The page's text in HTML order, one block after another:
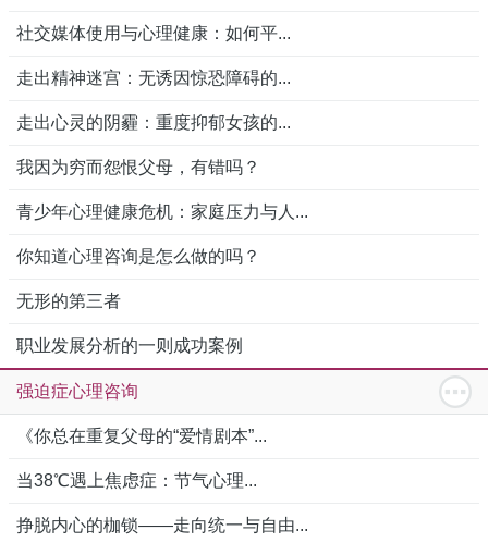
社交媒体使用与心理健康：如何平...
走出精神迷宫：无诱因惊恐障碍的...
走出心灵的阴霾：重度抑郁女孩的...
我因为穷而怨恨父母，有错吗？
青少年心理健康危机：家庭压力与人...
你知道心理咨询是怎么做的吗？
无形的第三者
职业发展分析的一则成功案例
强迫症心理咨询
《你总在重复父母的“爱情剧本”...
当38℃遇上焦虑症：节气心理...
挣脱内心的枷锁——走向统一与自由...